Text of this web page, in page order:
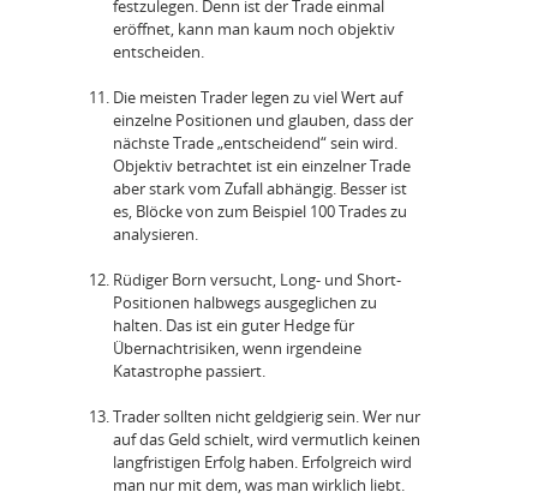
festzulegen. Denn ist der Trade einmal
eröffnet, kann man kaum noch objektiv
entscheiden.
Die meisten Trader legen zu viel Wert auf
einzelne Positionen und glauben, dass der
nächste Trade „entscheidend“ sein wird.
Objektiv betrachtet ist ein einzelner Trade
aber stark vom Zufall abhängig. Besser ist
es, Blöcke von zum Beispiel 100 Trades zu
analysieren.
Rüdiger Born versucht, Long- und Short-
Positionen halbwegs ausgeglichen zu
halten. Das ist ein guter Hedge für
Übernachtrisiken, wenn irgendeine
Katastrophe passiert.
Trader sollten nicht geldgierig sein. Wer nur
auf das Geld schielt, wird vermutlich keinen
langfristigen Erfolg haben. Erfolgreich wird
man nur mit dem, was man wirklich liebt.